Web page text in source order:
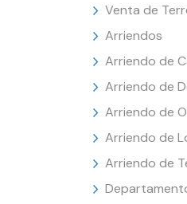
Venta de
Arriendos
Arriendo de
Arriendo de
Arriendo de
Arriendo de
Arriendo de